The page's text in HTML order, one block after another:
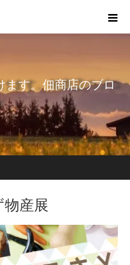
ます。佃商店のブロ
産展